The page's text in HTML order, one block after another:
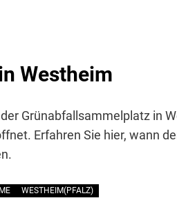
Westheim
Grünabfallsammelplatz in
Erfahren Sie hier, wann
WESTHEIM(PFALZ)